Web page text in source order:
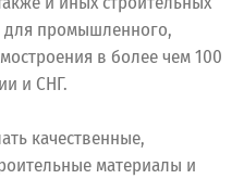
для промышленного,
в более чем 100
и СНГ.
качественные,
материалы и